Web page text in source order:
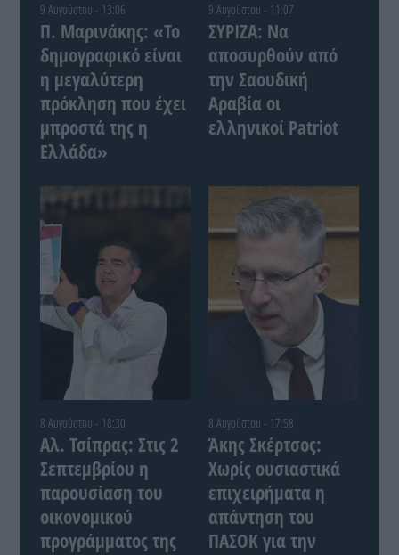
9 Αυγούστου - 13:06
Π. Μαρινάκης: «Το
δημογραφικό είναι
η μεγαλύτερη
πρόκληση που έχει
μπροστά της η
Ελλάδα»
9 Αυγούστου - 11:07
ΣΥΡΙΖΑ: Να
αποσυρθούν από
την Σαουδική
Αραβία οι
ελληνικοί Patriot
8 Αυγούστου - 18:30
Αλ. Τσίπρας: Στις 2
Σεπτεμβρίου η
παρουσίαση του
οικονομικού
προγράμματος της
8 Αυγούστου - 17:58
Άκης Σκέρτσος:
Χωρίς ουσιαστικά
επιχειρήματα η
απάντηση του
ΠΑΣΟΚ για την